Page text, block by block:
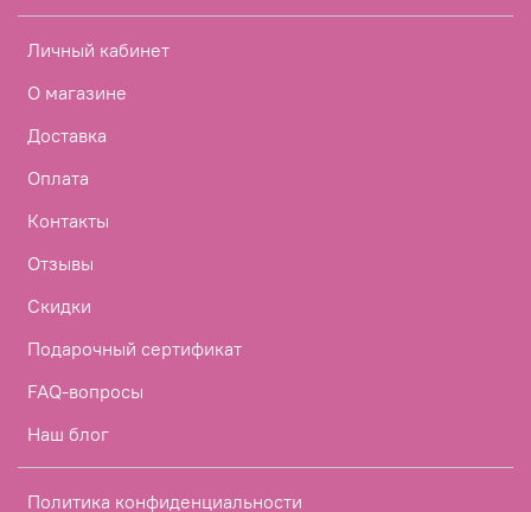
Личный кабинет
О магазине
Доставка
Оплата
Контакты
Отзывы
Скидки
Подарочный сертификат
FAQ-вопросы
Наш блог
Политика конфиденциальности